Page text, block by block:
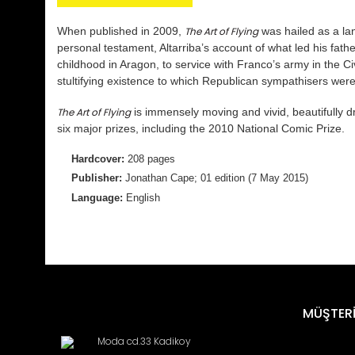
When published in 2009, The Art of Flyingwas hailed as a
personal testament, Altarriba’s account of what led his
childhood in Aragon, to service with Franco’s army in the
stultifying existence to which Republican sympathisers
The Art of Flyingis immensely moving and vivid, beautifully
six major prizes, including the 2010 National Comic Prize.
Hardcover: 208 pages
Publisher: Jonathan Cape; 01 edition (7 May 2015)
Language: English
Görüş ve önerileriniz için teşekkür ederiz.
Ürün bilgilerinde hatalar bulunuyor.
Moda cd.33 Kadikoy